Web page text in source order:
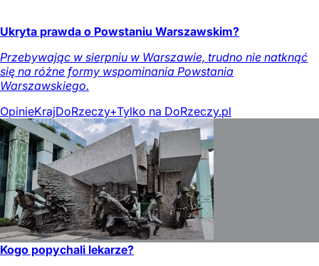
Ukryta prawda o Powstaniu Warszawskim?
Przebywając w sierpniu w Warszawie, trudno nie natknąć
się na różne formy wspominania Powstania
Warszawskiego.
OpinieKrajDoRzeczy+Tylko na DoRzeczy.pl
Kogo popychali lekarze?